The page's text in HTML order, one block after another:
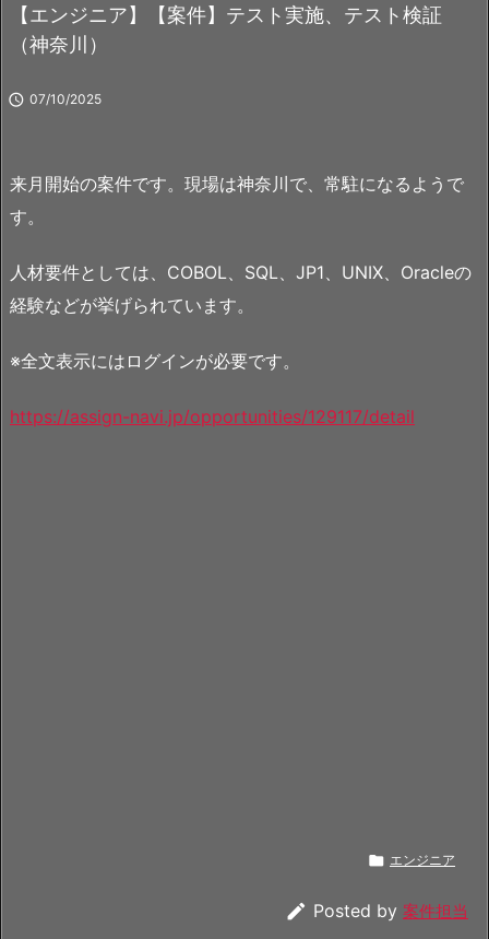
【エンジニア】【案件】テスト実施、テスト検証
（神奈川）
 07/10/2025
来月開始の案件です。現場は神奈川で、常駐になるようで
す。
人材要件としては、COBOL、SQL、JP1、UNIX、Oracleの
経験などが挙げられています。
※全文表示にはログインが必要です。
https://assign-navi.jp/opportunities/129117/detail
 エンジニア
 Posted by 案件担当